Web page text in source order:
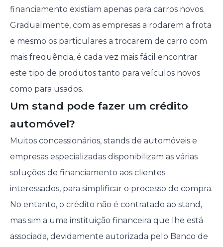
financiamento existiam apenas para carros novos.
Gradualmente, com as empresas a rodarem a frota
e mesmo os particulares a trocarem de carro com
mais frequência, é cada vez mais fácil encontrar
este tipo de produtos tanto para veículos novos
como para usados.
Um stand pode fazer um crédito
automóvel?
Muitos concessionários, stands de automóveis e
empresas especializadas disponibilizam as várias
soluções de financiamento aos clientes
interessados, para simplificar o processo de compra.
No entanto, o crédito não é contratado ao stand,
mas sim a uma instituição financeira que lhe está
associada, devidamente autorizada pelo Banco de